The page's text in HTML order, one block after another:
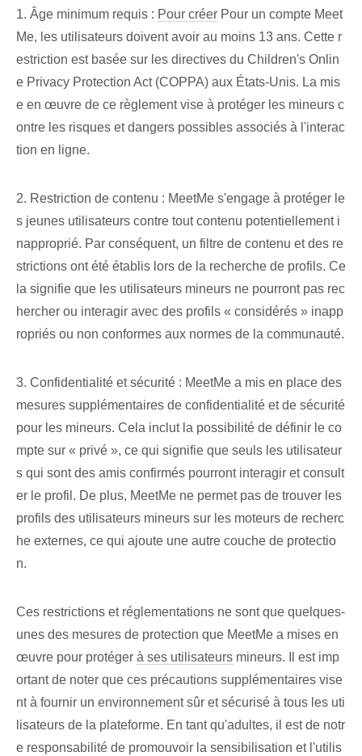
1. Âge minimum⁢ requis : Pour créer Pour un compte Meet
Me, les utilisateurs doivent avoir au moins 13 ans. Cette r
estriction est basée sur les directives du Children's Onlin
e Privacy Protection Act (COPPA) aux États-Unis. La mis
e en œuvre de ce règlement vise à protéger les mineurs c
ontre les risques et dangers possibles associés à l'interac
tion en ligne.
2. Restriction de contenu : MeetMe s'engage à protéger le
s jeunes utilisateurs contre tout contenu potentiellement i
napproprié. Par conséquent, un filtre de contenu et des re
strictions ont été établis lors de la recherche de profils. Ce
la signifie que les utilisateurs mineurs ne pourront pas rec
hercher ou interagir avec des profils « considérés » inapp
ropriés ou non conformes aux normes de la communauté.
3. Confidentialité et sécurité : MeetMe a mis en place des
mesures supplémentaires de confidentialité et de sécurité
pour les mineurs. Cela inclut la possibilité de définir le co
mpte sur « privé », ce qui signifie que seuls les utilisateur
s qui sont des amis confirmés pourront interagir et consult
er le profil. ‌De plus, MeetMe ne permet pas de trouver les
profils des ⁣utilisateurs mineurs‌ sur les moteurs de recherc
he externes, ce qui ajoute ⁤une autre couche de protectio
n.
Ces restrictions et réglementations ne sont que quelques-
unes des mesures de protection que MeetMe a mises en
œuvre pour protéger à ses utilisateurs mineurs. Il est imp
ortant de noter que ces précautions supplémentaires vise
nt à fournir un environnement sûr et sécurisé à tous les uti
lisateurs de la plateforme. En tant qu'adultes, il est de notr
e responsabilité de promouvoir la sensibilisation et l'utilis